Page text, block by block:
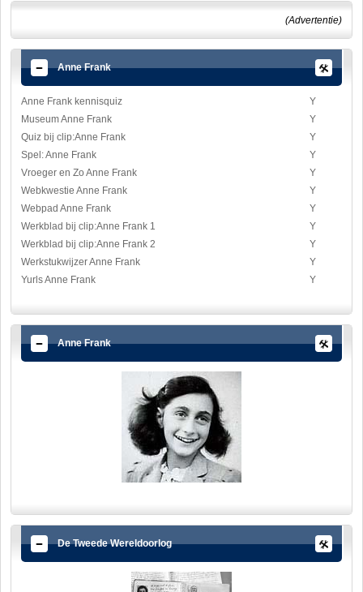
(Advertentie)
Anne Frank
Anne Frank kennisquiz
Y
Museum Anne Frank
Y
Quiz bij clip:Anne Frank
Y
Spel: Anne Frank
Y
Vroeger en Zo Anne Frank
Y
Webkwestie Anne Frank
Y
Webpad Anne Frank
Y
Werkblad bij clip:Anne Frank 1
Y
Werkblad bij clip:Anne Frank 2
Y
Werkstukwijzer Anne Frank
Y
Yurls Anne Frank
Y
Anne Frank
De Tweede Wereldoorlog